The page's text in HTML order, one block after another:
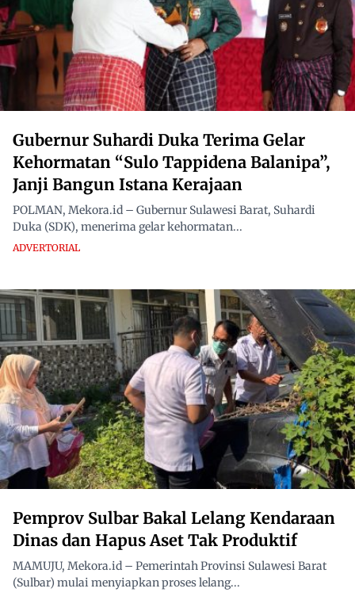
Gubernur Suhardi Duka Terima Gelar
Kehormatan “Sulo Tappidena Balanipa”,
Janji Bangun Istana Kerajaan
POLMAN, Mekora.id – Gubernur Sulawesi Barat, Suhardi
Duka (SDK), menerima gelar kehormatan...
ADVERTORIAL
Pemprov Sulbar Bakal Lelang Kendaraan
Dinas dan Hapus Aset Tak Produktif
MAMUJU, Mekora.id – Pemerintah Provinsi Sulawesi Barat
(Sulbar) mulai menyiapkan proses lelang...